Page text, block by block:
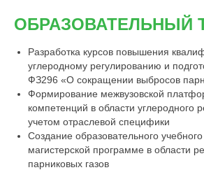
ОБРАЗОВАТЕЛЬНЫЙ
Разработка курсов повышения
углеродному регулированию и
ФЗ296 «О сокращении выбросов
Формирование межвузовской
компетенций в области углеродного
учетом отраслевой специфики
Создание образовательного
магистерской программе в области
парниковых газов